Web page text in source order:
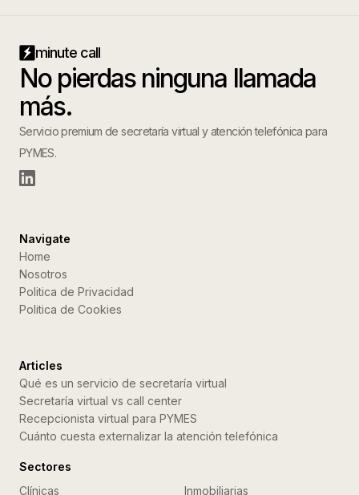
minute call
No pierdas ninguna llamada
más.
Servicio premium de secretaría virtual y atención telefónica para
PYMES.
Navigate
Home
Nosotros
Politica de Privacidad
Politica de Cookies
Articles
Qué es un servicio de secretaría virtual
Secretaría virtual vs call center
Recepcionista virtual para PYMES
Cuánto cuesta externalizar la atención telefónica
Sectores
Clínicas
Inmobiliarias